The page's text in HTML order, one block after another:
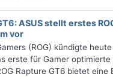
ASUS stellt erstes
vor
(ROG) kündigte heute
erste für Gamer optimierte
Rapture GT6 bietet eine